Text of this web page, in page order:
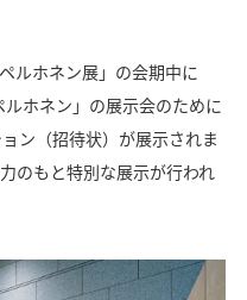
ルホネン展」の会期中に
ホネン」の展示会のために
ン（招待状）が展示されま
のもと特別な展示が行われ